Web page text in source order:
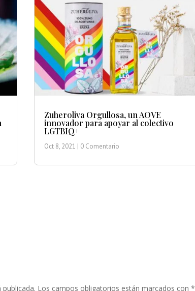
Zuheroliva Orgullosa, un AOVE
innovador para apoyar al colectivo
LGTBIQ+
Oct 8, 2021 | 0 Comentario
Los campos obligatorios están marcados con*